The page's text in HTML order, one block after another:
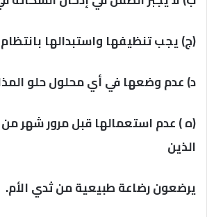
(ج) يجب تنظيفها واستبدالها بانتظام
د) عدم وضعها في أي محلول حلو
(ه ) عدم استعمالها قبل مرور شهر من
الذين
يرضعون رضاعة طبيعية من ثدي الأم.